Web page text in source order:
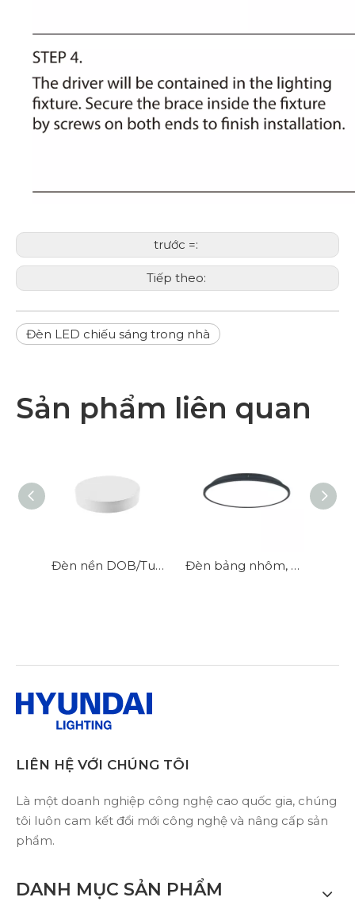
trước =:
Tiếp theo:
Đèn LED chiếu sáng trong nhà
Sản phẩm liên quan
Đèn nền DOB/Tuyến tính + Tất cả đèn bảng PC Đèn bảng nhôm, nhiều kích cỡ có thể lựa chọn, tiết kiệm và thiết thực
LIÊN HỆ VỚI CHÚNG TÔI
Là một doanh nghiệp công nghệ cao quốc gia, chúng
tôi luôn cam kết đổi mới công nghệ và nâng cấp sản
phẩm.
DANH MỤC SẢN PHẨM